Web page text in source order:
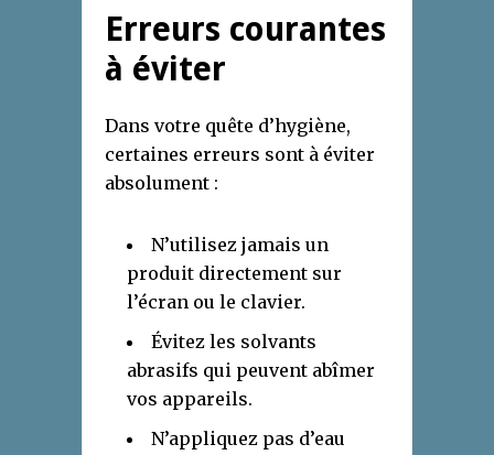
Erreurs courantes
à éviter
Dans votre quête d’hygiène,
certaines erreurs sont à éviter
absolument :
N’utilisez jamais un
produit directement sur
l’écran ou le clavier.
Évitez les solvants
abrasifs qui peuvent abîmer
vos appareils.
N’appliquez pas d’eau